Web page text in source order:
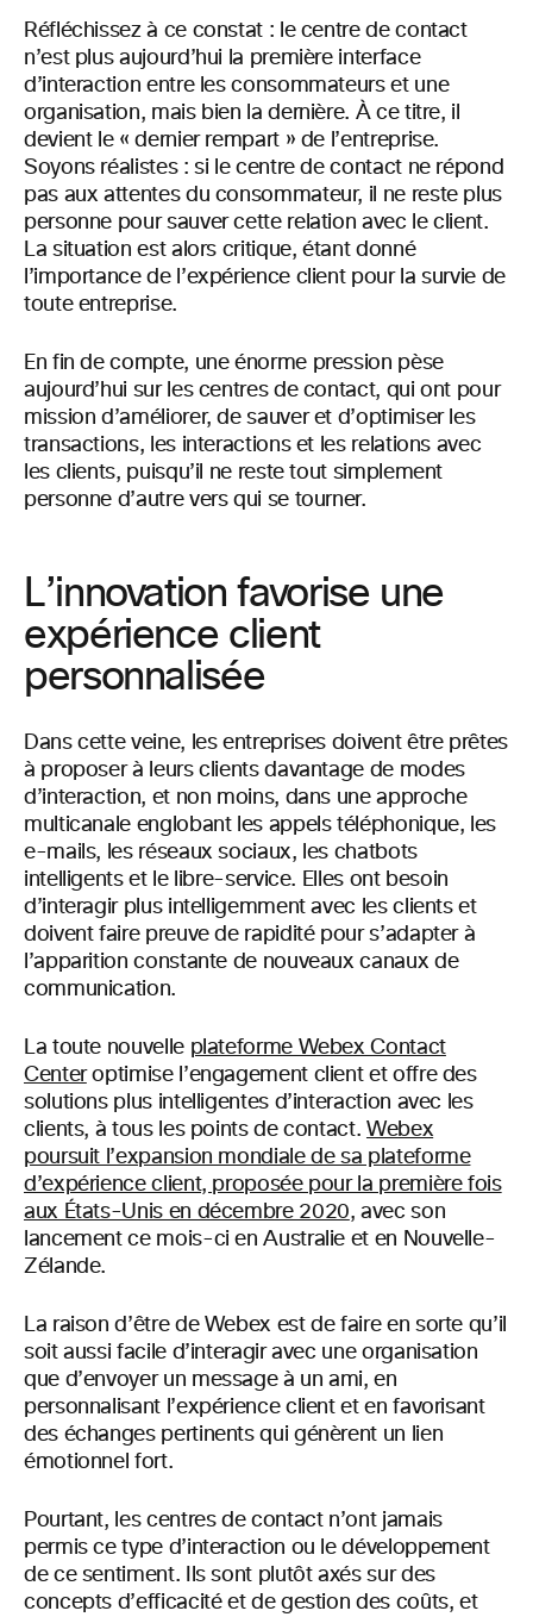
Réfléchissez à ce constat : le centre de contact
n’est plus aujourd’hui la première interface
d’interaction entre les consommateurs et une
organisation, mais bien la dernière. À ce titre, il
devient le « dernier rempart » de l’entreprise.
Soyons réalistes : si le centre de contact ne répond
pas aux attentes du consommateur, il ne reste plus
personne pour sauver cette relation avec le client.
La situation est alors critique, étant donné
l’importance de l’expérience client pour la survie de
toute entreprise.
En fin de compte, une énorme pression pèse
aujourd’hui sur les centres de contact, qui ont pour
mission d’améliorer, de sauver et d’optimiser les
transactions, les interactions et les relations avec
les clients, puisqu’il ne reste tout simplement
personne d’autre vers qui se tourner.
L’innovation favorise une
expérience client
personnalisée
Dans cette veine, les entreprises doivent être prêtes
à proposer à leurs clients davantage de modes
d’interaction, et non moins, dans une approche
multicanale englobant les appels téléphonique, les
e-mails, les réseaux sociaux, les chatbots
intelligents et le libre-service. Elles ont besoin
d’interagir plus intelligemment avec les clients et
doivent faire preuve de rapidité pour s’adapter à
l’apparition constante de nouveaux canaux de
communication.
La toute nouvelle plateforme Webex Contact
Centeroptimise l’engagement client et offre des
solutions plus intelligentes d’interaction avec les
clients, à tous les points de contact. Webex
poursuit l’expansion mondiale de sa plateforme
d’expérience client, proposée pour la première fois
aux États-Unis en décembre 2020, avec son
lancement ce mois-ci en Australie et en Nouvelle-
Zélande.
La raison d’être de Webex est de faire en sorte qu’il
soit aussi facile d’interagir avec une organisation
que d’envoyer un message à un ami, en
personnalisant l’expérience client et en favorisant
des échanges pertinents qui génèrent un lien
émotionnel fort.
Pourtant, les centres de contact n’ont jamais
permis ce type d’interaction ou le développement
de ce sentiment. Ils sont plutôt axés sur des
concepts d’efficacité et de gestion des coûts, et